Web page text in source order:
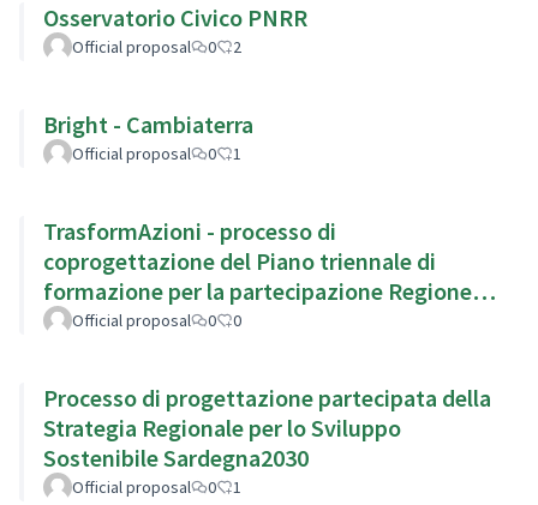
Osservatorio Civico PNRR
Official proposal 0 2
Bright - Cambiaterra
Official proposal 0 1
TrasformAzioni - processo di
coprogettazione del Piano triennale di
formazione per la partecipazione Regione
Emilia Romagna
Official proposal 0 0
Processo di progettazione partecipata della
Strategia Regionale per lo Sviluppo
Sostenibile Sardegna2030
Official proposal 0 1